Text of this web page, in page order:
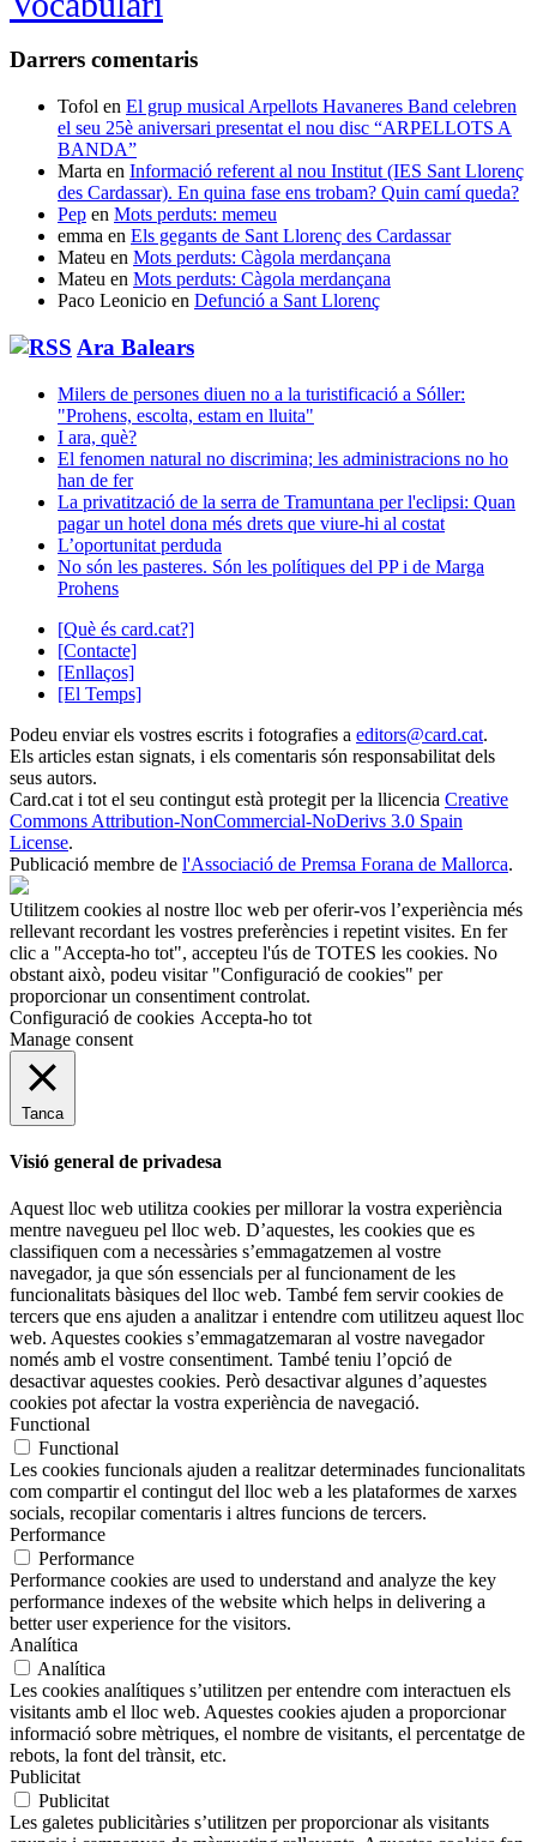
Darrers comentaris
Tofol en El grup musical Arpellots Havaneres Band celebren
el seu 25è aniversari presentat el nou disc “ARPELLOTS A
BANDA”
Marta en Informació referent al nou Institut (IES Sant Llorenç
des Cardassar). En quina fase ens trobam? Quin camí queda?
Pep en Mots perduts: memeu
emma en Els gegants de Sant Llorenç des Cardassar
Mateu en Mots perduts: Càgola merdançana
Mateu en Mots perduts: Càgola merdançana
Paco Leonicio en Defunció a Sant Llorenç
Ara Balears
Milers de persones diuen no a la turistificació a Sóller:
"Prohens, escolta, estam en lluita"
I ara, què?
El fenomen natural no discrimina; les administracions no ho
han de fer
La privatització de la serra de Tramuntana per l'eclipsi: Quan
pagar un hotel dona més drets que viure-hi al costat
L’oportunitat perduda
No són les pasteres. Són les polítiques del PP i de Marga
Prohens
[Què és card.cat?]
[Contacte]
[Enllaços]
[El Temps]
Podeu enviar els vostres escrits i fotografies a editors@card.cat.
Els articles estan signats, i els comentaris són responsabilitat dels
seus autors.
Card.cat i tot el seu contingut està protegit per la llicencia Creative
Commons Attribution-NonCommercial-NoDerivs 3.0 Spain
License.
Publicació membre de l'Associació de Premsa Forana de Mallorca.
Utilitzem cookies al nostre lloc web per oferir-vos l’experiència més
rellevant recordant les vostres preferències i repetint visites. En fer
clic a "Accepta-ho tot", accepteu l'ús de TOTES les cookies. No
obstant això, podeu visitar "Configuració de cookies" per
proporcionar un consentiment controlat.
Configuració de cookies Accepta-ho tot
Manage consent
Tanca
Visió general de privadesa
Aquest lloc web utilitza cookies per millorar la vostra experiència
mentre navegueu pel lloc web. D’aquestes, les cookies que es
classifiquen com a necessàries s’emmagatzemen al vostre
navegador, ja que són essencials per al funcionament de les
funcionalitats bàsiques del lloc web. També fem servir cookies de
tercers que ens ajuden a analitzar i entendre com utilitzeu aquest lloc
web. Aquestes cookies s’emmagatzemaran al vostre navegador
només amb el vostre consentiment. També teniu l’opció de
desactivar aquestes cookies. Però desactivar algunes d’aquestes
cookies pot afectar la vostra experiència de navegació.
Functional
Functional
Les cookies funcionals ajuden a realitzar determinades funcionalitats
com compartir el contingut del lloc web a les plataformes de xarxes
socials, recopilar comentaris i altres funcions de tercers.
Performance
Performance
Performance cookies are used to understand and analyze the key
performance indexes of the website which helps in delivering a
better user experience for the visitors.
Analítica
Analítica
Les cookies analítiques s’utilitzen per entendre com interactuen els
visitants amb el lloc web. Aquestes cookies ajuden a proporcionar
informació sobre mètriques, el nombre de visitants, el percentatge de
rebots, la font del trànsit, etc.
Publicitat
Publicitat
Les galetes publicitàries s’utilitzen per proporcionar als visitants